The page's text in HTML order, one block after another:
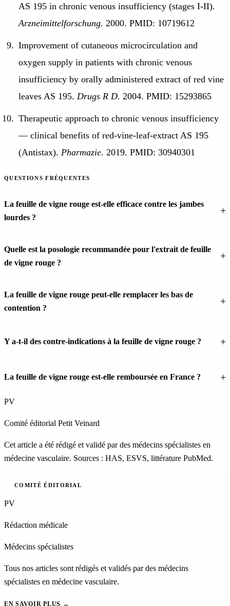
AS 195 in chronic venous insufficiency (stages I-II).
Arzneimittelforschung. 2000. PMID: 10719612
Improvement of cutaneous microcirculation and
oxygen supply in patients with chronic venous
insufficiency by orally administered extract of red vine
leaves AS 195. Drugs R D. 2004. PMID: 15293865
Therapeutic approach to chronic venous insufficiency
— clinical benefits of red-vine-leaf-extract AS 195
(Antistax). Pharmazie. 2019. PMID: 30940301
QUESTIONS FRÉQUENTES
La feuille de vigne rouge est-elle efficace contre les jambes
lourdes ?
Quelle est la posologie recommandée pour l'extrait de feuille
de vigne rouge ?
La feuille de vigne rouge peut-elle remplacer les bas de
contention ?
Y a-t-il des contre-indications à la feuille de vigne rouge ?
La feuille de vigne rouge est-elle remboursée en France ?
PV
Comité éditorial Petit Veinard
Cet article a été rédigé et validé par des médecins spécialistes en
médecine vasculaire. Sources : HAS, ESVS, littérature PubMed.
COMITÉ ÉDITORIAL
PV
Rédaction médicale
Médecins spécialistes
Tous nos articles sont rédigés et validés par des médecins
spécialistes en médecine vasculaire.
EN SAVOIR PLUS